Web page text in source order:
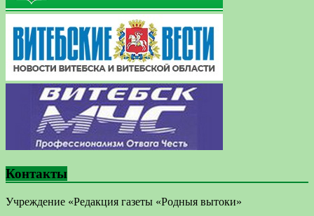
Контакты
Учреждение «Редакция газеты «Родныя вытоки»